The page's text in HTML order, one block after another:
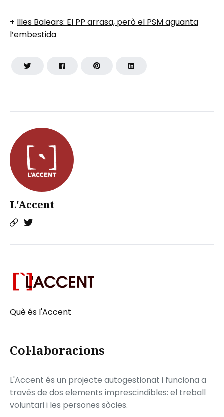
L'Accent
+ Illes Balears: El PP arrasa, però el PSM aguanta
l’embestida
Què és l'Accent
Col·laboracions
L'Accent és un projecte autogestionat i funciona a
través de dos elements imprescindibles: el treball
voluntari i les persones sòcies.